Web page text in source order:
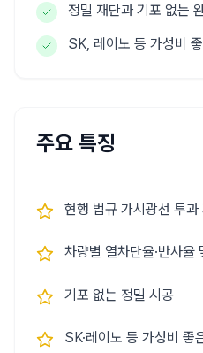
정밀 재단과 기포 없는
SK, 레이노 등 가성비
주요 특징
현행 법규 가시광선 투과
차량별 열차단율·반사율
기포 없는 정밀 시공
SK·레이노 등 가성비 좋